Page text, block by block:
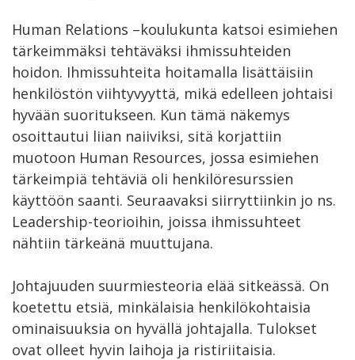
Human Relations –koulukunta katsoi esimiehen
tärkeimmäksi tehtäväksi ihmissuhteiden
hoidon. Ihmissuhteita hoitamalla lisättäisiin
henkilöstön viihtyvyyttä, mikä edelleen johtaisi
hyvään suoritukseen. Kun tämä näkemys
osoittautui liian naiiviksi, sitä korjattiin
muotoon Human Resources, jossa esimiehen
tärkeimpiä tehtäviä oli henkilöresurssien
käyttöön saanti. Seuraavaksi siirryttiinkin jo ns.
Leadership-teorioihin, joissa ihmissuhteet
nähtiin tärkeänä muuttujana.
Johtajuuden suurmiesteoria elää sitkeässä. On
koetettu etsiä, minkälaisia henkilökohtaisia
ominaisuuksia on hyvällä johtajalla. Tulokset
ovat olleet hyvin laihoja ja ristiriitaisia.